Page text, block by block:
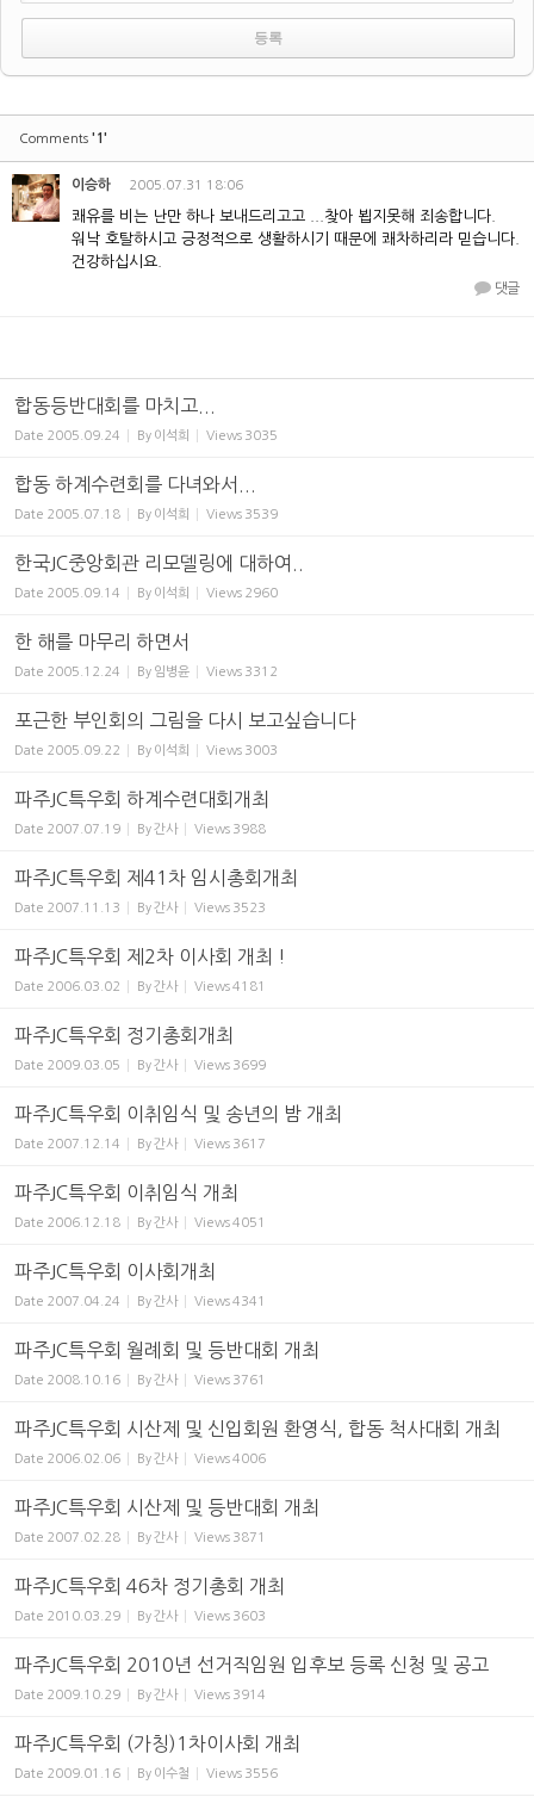
Comments '1'
이승하 2005.07.31 18:06
쾌유를 비는 난만 하나 보내드리고고 ...찾아 뵙지못해 죄송합니다.
워낙 호탈하시고 긍정적으로 생활하시기 때문에 쾌차하리라 믿습니다.
건강하십시요.
댓글
합동등반대회를 마치고...
Date 2005.09.24 By 이석희 Views 3035
합동 하계수련회를 다녀와서...
Date 2005.07.18 By 이석희 Views 3539
한국JC중앙회관 리모델링에 대하여..
Date 2005.09.14 By 이석희 Views 2960
한 해를 마무리 하면서
Date 2005.12.24 By 임병윤 Views 3312
포근한 부인회의 그림을 다시 보고싶습니다
Date 2005.09.22 By 이석희 Views 3003
파주JC특우회 하계수련대회개최
Date 2007.07.19 By간사 Views 3988
파주JC특우회 제41차 임시총회개최
Date 2007.11.13 By간사 Views 3523
파주JC특우회 제2차 이사회 개최 !
Date 2006.03.02 By간사 Views4181
파주JC특우회 정기총회개최
Date 2009.03.05 By간사 Views 3699
파주JC특우회 이취임식 및 송년의 밤 개최
Date 2007.12.14 By간사 Views 3617
파주JC특우회 이취임식 개최
Date 2006.12.18 By간사 Views4051
파주JC특우회 이사회개최
Date 2007.04.24 By간사 Views4341
파주JC특우회 월례회 및 등반대회 개최
Date 2008.10.16 By간사 Views 3761
파주JC특우회 시산제 및 신입회원 환영식, 합동 척사대회 개최
Date 2006.02.06 By간사 Views4006
파주JC특우회 시산제 및 등반대회 개최
Date 2007.02.28 By간사 Views 3871
파주JC특우회 46차 정기총회 개최
Date 2010.03.29 By간사 Views 3603
파주JC특우회 2010년 선거직임원 입후보 등록 신청 및 공고
Date 2009.10.29 By간사 Views 3914
파주JC특우회 (가칭)1차이사회 개최
Date 2009.01.16 By 이수철 Views 3556